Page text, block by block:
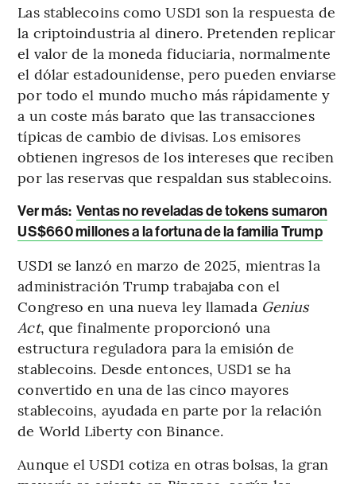
Las stablecoins como USD1 son la respuesta de
la criptoindustria al dinero. Pretenden replicar
el valor de la moneda fiduciaria, normalmente
el dólar estadounidense, pero pueden enviarse
por todo el mundo mucho más rápidamente y
a un coste más barato que las transacciones
típicas de cambio de divisas. Los emisores
obtienen ingresos de los intereses que reciben
por las reservas que respaldan sus stablecoins.
Ver más: Ventas no reveladas de tokens sumaron
US$660 millones a la fortuna de la familia Trump
USD1 se lanzó en marzo de 2025, mientras la
administración Trump trabajaba con el
Congreso en una nueva ley llamada Genius
Act, que finalmente proporcionó una
estructura reguladora para la emisión de
stablecoins. Desde entonces, USD1 se ha
convertido en una de las cinco mayores
stablecoins, ayudada en parte por la relación
de World Liberty con Binance.
Aunque el USD1 cotiza en otras bolsas, la gran